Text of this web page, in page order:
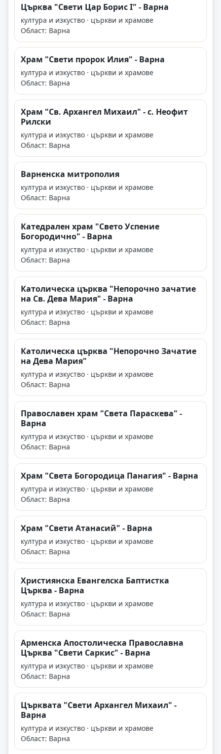
Църква "Свети Цар Борис I" - Варна
култура и изкуство · църкви и храмове
Област: Варна
Храм "Свети пророк Илия" - Варна
култура и изкуство · църкви и храмове
Област: Варна
Храм "Св. Архангел Михаил" - с. Неофит
Рилски
култура и изкуство · църкви и храмове
Област: Варна
Варненска митрополия
култура и изкуство · църкви и храмове
Област: Варна
Катедрален храм "Свето Успение
Богородично" - Варна
култура и изкуство · църкви и храмове
Област: Варна
Католическа църква "Непорочно зачатие
на Св. Дева Мария" - Варна
култура и изкуство · църкви и храмове
Област: Варна
Католическа църква "Непорочно Зачатие
на Дева Мария"
култура и изкуство · църкви и храмове
Област: Варна
Православен храм "Света Параскева" -
Варна
култура и изкуство · църкви и храмове
Област: Варна
Храм "Света Богородица Панагия" - Варна
култура и изкуство · църкви и храмове
Област: Варна
Храм "Свети Атанасий" - Варна
култура и изкуство · църкви и храмове
Област: Варна
Християнска Евангелска Баптистка
Църква - Варна
култура и изкуство · църкви и храмове
Област: Варна
Арменска Апостолическа Православна
Църква "Свети Саркис" - Варна
култура и изкуство · църкви и храмове
Област: Варна
Църквата "Свети Архангел Михаил" -
Варна
култура и изкуство · църкви и храмове
Област: Варна